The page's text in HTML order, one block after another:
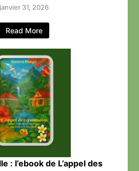
janvier 31, 2026
Read More
: l’ebook de L’appel des